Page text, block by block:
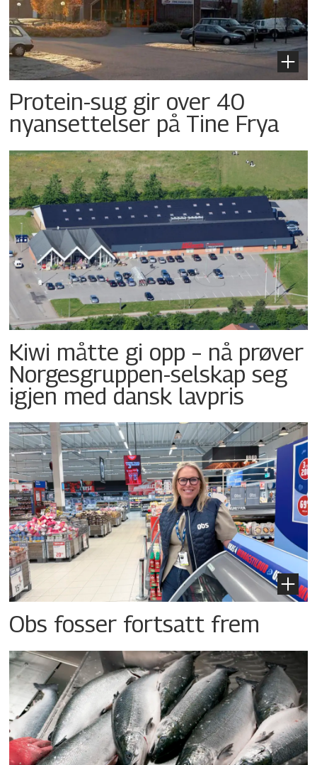
Protein-sug gir over 40
nyansettelser på Tine Frya
Kiwi måtte gi opp – nå prøver
Norgesgruppen-selskap seg
igjen med dansk lavpris
Obs fosser fortsatt frem